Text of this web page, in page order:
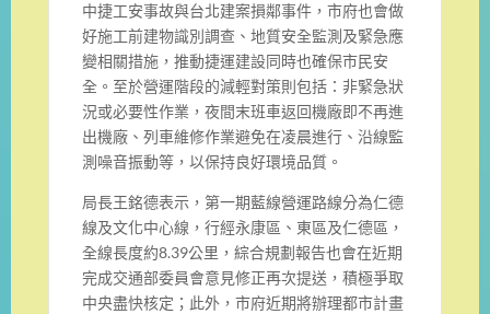
中捷工安事故與台北建案損鄰事件， 市府也會做
好施工前建物識別調查、 地質安全監測及緊急應
變相關措施， 推動捷運建設同時也確保市民安
全。 至於營運階段的減輕對策則包括：非緊急狀
況或必要性作業， 夜間末班車返回機廠即不再進
出機廠、 列車維修作業避免在凌晨進行、沿線監
測噪音振動等， 以保持良好環境品質。
局長王銘德表示，第一期藍線營運路線分為仁德
線及文化中心線， 行經永康區、東區及仁德區，
全線長度約8.39公里， 綜合規劃報告也會在近期
完成交通部委員會意見修正再次提送， 積極爭取
中央盡快核定；此外， 市府近期將辦理都市計畫